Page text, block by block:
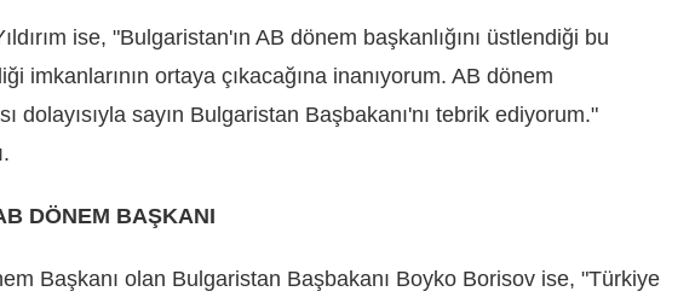
ise, "Bulgaristan'ın AB dönem başkanlığını üstlendiği bu
imkanlarının ortaya çıkacağına inanıyorum. AB dönem
dolayısıyla sayın Bulgaristan Başbakanı'nı tebrik ediyorum."
DÖNEM BAŞKANI
Başkanı olan Bulgaristan Başbakanı Boyko Borisov ise, "Türkiye